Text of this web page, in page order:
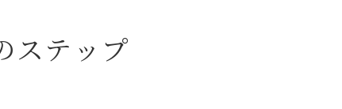
ステップ